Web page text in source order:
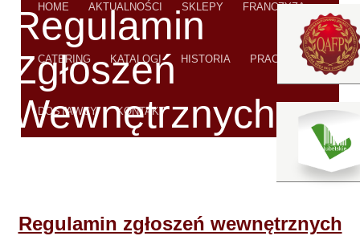
HOME AKTUALNOŚCI SKLEPY FRANCZYZA
CATERING KATALOGI HISTORIA PRACA
DOSTAWCY KONTAKT
Regulamin
Zgłoszeń
Wewnętrznych
Regulamin zgłoszeń wewnętrznych